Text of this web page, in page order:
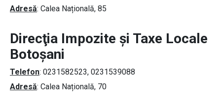
Adresă: Calea Națională, 85
Direcţia Impozite şi Taxe Locale
Botoşani
Telefon: 0231582523, 0231539088
Adresă: Calea Națională, 70